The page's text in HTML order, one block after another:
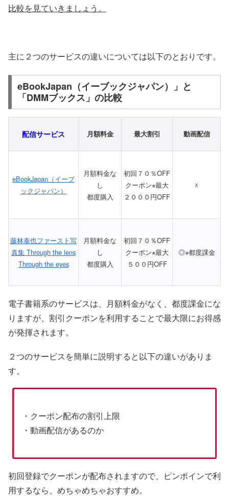
比較を見ていきましょう。
主に２つのサービスの違いについては以下のとおりです。
eBookJapan（イーブックジャパン）」と
「DMMブックス」の比較
配信サービス 月額料金 最大割引 動画配信
eBookJapan（イーブ
ックジャパン）
月額料金な
し
都度購入
初回７０％OFF
クーポン※最大
２０００円OFF
☓
藤林泰也ファースト写
真集 Through the lens
Through the eyes
月額料金な
し
都度購入
初回７０％OFF
クーポン※最大
５００円OFF
◎※都度課金
電子書籍系のサービスは、月額料金がなく、都度課金にな
りますが、割引クーポンを利用することで最大限にお得感
が発揮されます。
２つのサービスを簡単に説明すると以下の違いがありま
す。
・クーポン配布の割引上限
・動画配信があるのか
初回登録でクーポンが配布されますので、ピンポインで利
用するなら、めちゃめちゃおすすめ。